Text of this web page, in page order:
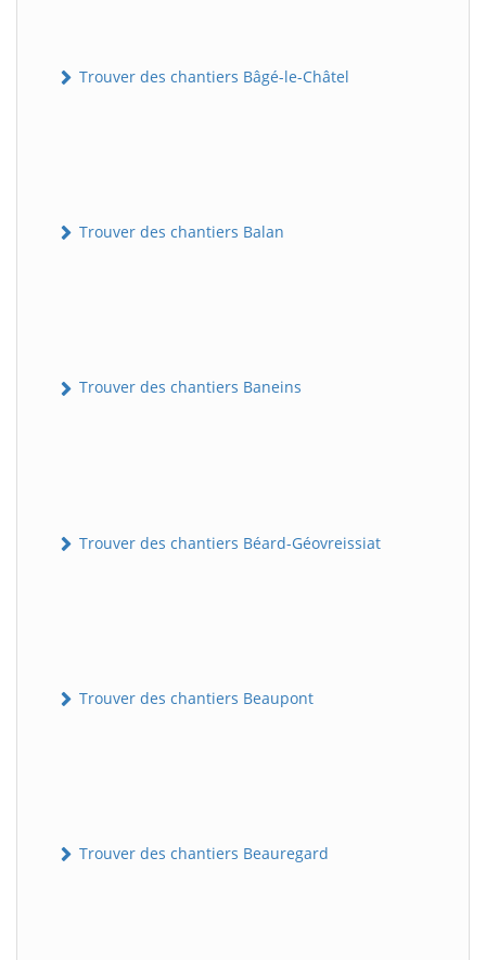
Trouver des chantiers Bâgé-le-Châtel
Trouver des chantiers Balan
Trouver des chantiers Baneins
Trouver des chantiers Béard-Géovreissiat
Trouver des chantiers Beaupont
Trouver des chantiers Beauregard